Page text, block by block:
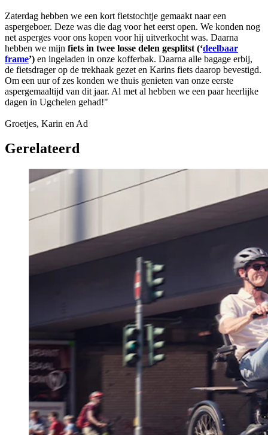
Zaterdag hebben we een kort fietstochtje gemaakt naar een
aspergeboer. Deze was die dag voor het eerst open. We konden nog
net asperges voor ons kopen voor hij uitverkocht was. Daarna
hebben we mijn fiets in twee losse delen gesplitst (‘deelbaar
frame’) en ingeladen in onze kofferbak. Daarna alle bagage erbij,
de fietsdrager op de trekhaak gezet en Karins fiets daarop bevestigd.
Om een uur of zes konden we thuis genieten van onze eerste
aspergemaaltijd van dit jaar. Al met al hebben we een paar heerlijke
dagen in Ugchelen gehad!"
Groetjes, Karin en Ad
Gerelateerd